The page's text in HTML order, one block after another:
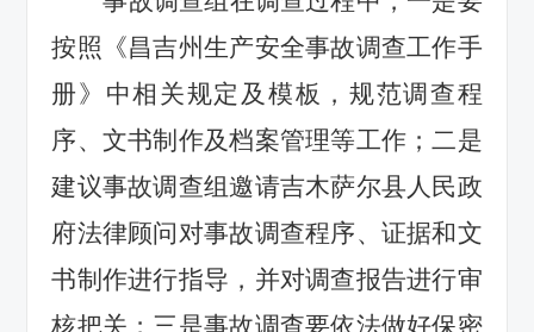
按照《昌吉州生产安全事故调查工作手
册》中相关规定及模板，规范调查程
序、文书制作及档案管理等工作；二是
建议事故调查组邀请吉木萨尔县人民政
府法律顾问对事故调查程序、证据和文
书制作进行指导，并对调查报告进行审
核把关；三是事故调查要依法做好保密